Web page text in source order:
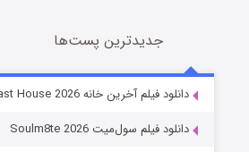
خاندان اژدها فصل ۳
جدیدترین پست‌ها
دانلود فیلم آخرین خانه The Last House 2026
دانلود فیلم سول‌میت Soulm8te 2026